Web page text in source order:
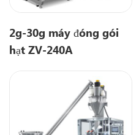
2g-30g máy đóng gói
hạt ZV-240A